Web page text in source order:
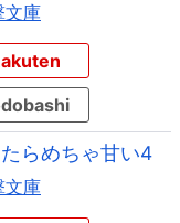
文庫
らめちゃ甘い4
文庫